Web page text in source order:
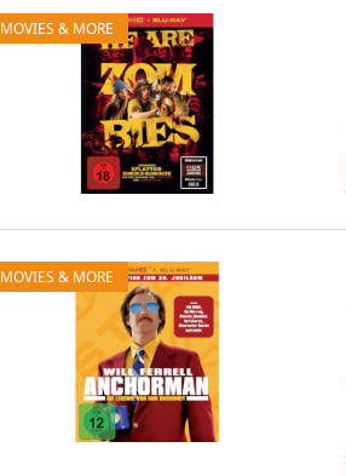
MOVIES & MORE
MOVIES & MORE